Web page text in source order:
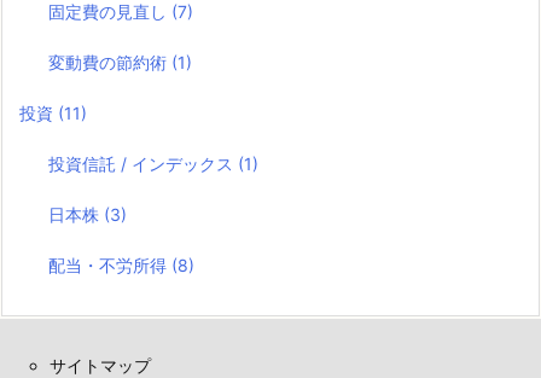
固定費の見直し (7)
変動費の節約術 (1)
投資 (11)
投資信託 / インデックス (1)
日本株 (3)
配当・不労所得 (8)
サイトマップ